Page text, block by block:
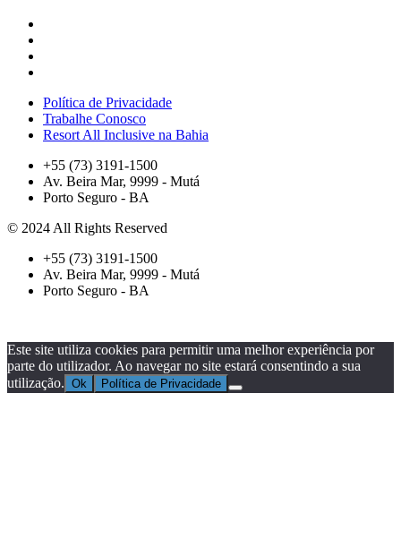
Política de Privacidade
Trabalhe Conosco
Resort All Inclusive na Bahia
+55 (73) 3191-1500
Av. Beira Mar, 9999 - Mutá
Porto Seguro - BA
© 2024 All Rights Reserved
+55 (73) 3191-1500
Av. Beira Mar, 9999 - Mutá
Porto Seguro - BA
Este site utiliza cookies para permitir uma melhor experiência por
parte do utilizador. Ao navegar no site estará consentindo a sua
utilização. Ok Política de Privacidade